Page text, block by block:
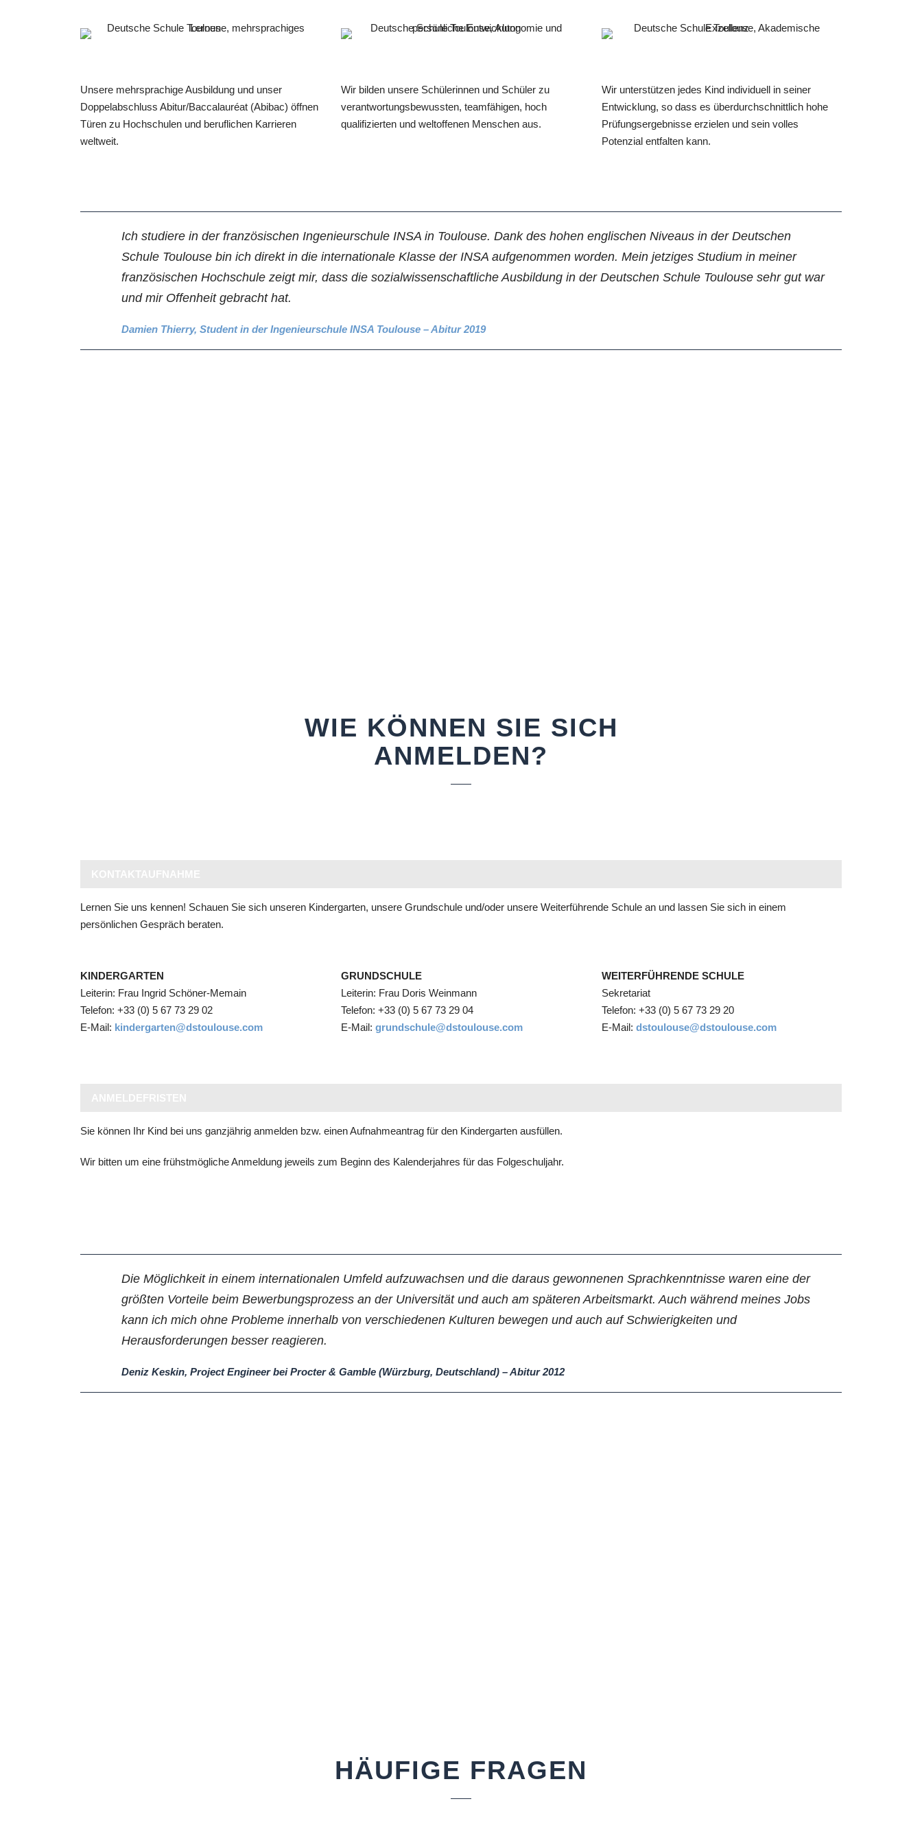
Unsere mehrsprachige Ausbildung und unser
Doppelabschluss Abitur/Baccalauréat (Abibac) öffnen
Türen zu Hochschulen und beruflichen Karrieren
weltweit.
Wir bilden unsere Schülerinnen und Schüler zu
verantwortungsbewussten, teamfähigen, hoch
qualifizierten und weltoffenen Menschen aus.
Wir unterstützen jedes Kind individuell in seiner
Entwicklung, so dass es überdurchschnittlich hohe
Prüfungsergebnisse erzielen und sein volles
Potenzial entfalten kann.
Ich studiere in der französischen Ingenieurschule INSA in Toulouse. Dank des hohen englischen Niveaus in der Deutschen
Schule Toulouse bin ich direkt in die internationale Klasse der INSA aufgenommen worden. Mein jetziges Studium in meiner
französischen Hochschule zeigt mir, dass die sozialwissenschaftliche Ausbildung in der Deutschen Schule Toulouse sehr gut war
und mir Offenheit gebracht hat.
Damien Thierry, Student in der Ingenieurschule INSA Toulouse – Abitur 2019
WIE KÖNNEN SIE SICH
ANMELDEN?
Lernen Sie uns kennen! Schauen Sie sich unseren Kindergarten, unsere Grundschule und/oder unsere Weiterführende Schule an und lassen Sie sich in einem
persönlichen Gespräch beraten.
KINDERGARTEN
Leiterin: Frau Ingrid Schöner-Memain
Telefon: +33 (0) 5 67 73 29 02
E-Mail: kindergarten@dstoulouse.com
GRUNDSCHULE
Leiterin: Frau Doris Weinmann
Telefon: +33 (0) 5 67 73 29 04
E-Mail: grundschule@dstoulouse.com
WEITERFÜHRENDE SCHULE
Sekretariat
Telefon: +33 (0) 5 67 73 29 20
E-Mail: dstoulouse@dstoulouse.com
Sie können Ihr Kind bei uns ganzjährig anmelden bzw. einen Aufnahmeantrag für den Kindergarten ausfüllen.
Wir bitten um eine frühstmögliche Anmeldung jeweils zum Beginn des Kalenderjahres für das Folgeschuljahr.
Die Möglichkeit in einem internationalen Umfeld aufzuwachsen und die daraus gewonnenen Sprachkenntnisse waren eine der
größten Vorteile beim Bewerbungsprozess an der Universität und auch am späteren Arbeitsmarkt. Auch während meines Jobs
kann ich mich ohne Probleme innerhalb von verschiedenen Kulturen bewegen und auch auf Schwierigkeiten und
Herausforderungen besser reagieren.
Deniz Keskin, Project Engineer bei Procter & Gamble (Würzburg, Deutschland) – Abitur 2012
HÄUFIGE FRAGEN